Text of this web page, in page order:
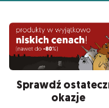
Sprawdź
okazje